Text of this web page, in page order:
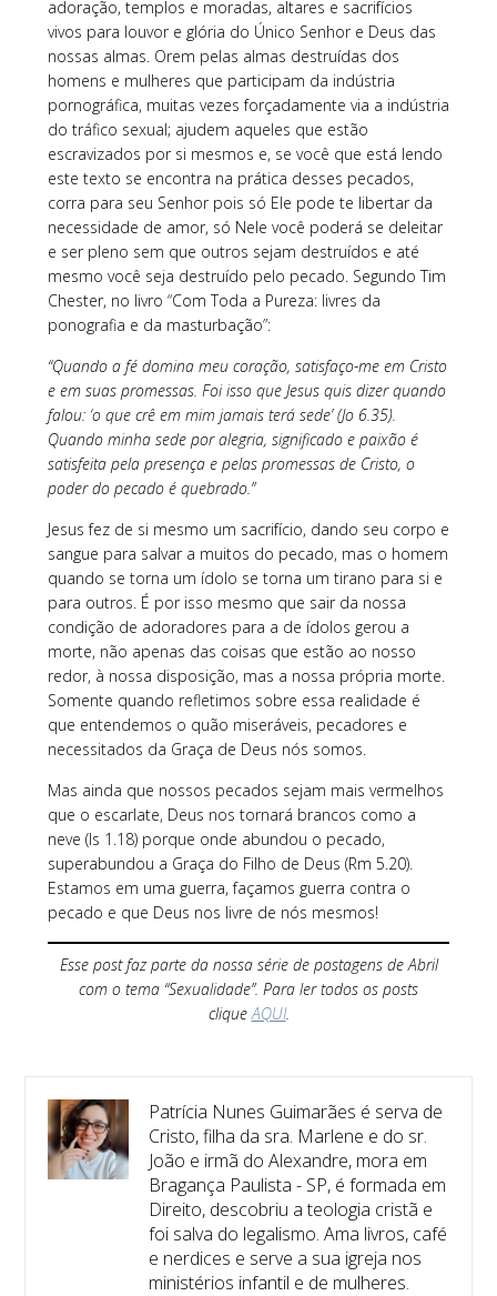
adoração, templos e moradas, altares e sacrifícios
vivos para louvor e glória do Único Senhor e Deus das
nossas almas. Orem pelas almas destruídas dos
homens e mulheres que participam da indústria
pornográfica, muitas vezes forçadamente via a indústria
do tráfico sexual; ajudem aqueles que estão
escravizados por si mesmos e, se você que está lendo
este texto se encontra na prática desses pecados,
corra para seu Senhor pois só Ele pode te libertar da
necessidade de amor, só Nele você poderá se deleitar
e ser pleno sem que outros sejam destruídos e até
mesmo você seja destruído pelo pecado. Segundo Tim
Chester, no livro “Com Toda a Pureza: livres da
ponografia e da masturbação”:
“Quando a fé domina meu coração, satisfaço-me em Cristo
e em suas promessas. Foi isso que Jesus quis dizer quando
falou: ‘o que crê em mim jamais terá sede’ (Jo 6.35).
Quando minha sede por alegria, significado e paixão é
satisfeita pela presença e pelas promessas de Cristo, o
poder do pecado é quebrado.”
Jesus fez de si mesmo um sacrifício, dando seu corpo e
sangue para salvar a muitos do pecado, mas o homem
quando se torna um ídolo se torna um tirano para si e
para outros. É por isso mesmo que sair da nossa
condição de adoradores para a de ídolos gerou a
morte, não apenas das coisas que estão ao nosso
redor, à nossa disposição, mas a nossa própria morte.
Somente quando refletimos sobre essa realidade é
que entendemos o quão miseráveis, pecadores e
necessitados da Graça de Deus nós somos.
Mas ainda que nossos pecados sejam mais vermelhos
que o escarlate, Deus nos tornará brancos como a
neve (Is 1.18) porque onde abundou o pecado,
superabundou a Graça do Filho de Deus (Rm 5.20).
Estamos em uma guerra, façamos guerra contra o
pecado e que Deus nos livre de nós mesmos!
Esse post faz parte da nossa série de postagens de Abril
com o tema “Sexualidade”. Para ler todos os posts
clique AQUI.
Patrícia Nunes Guimarães é serva de
Cristo, filha da sra. Marlene e do sr.
João e irmã do Alexandre, mora em
Bragança Paulista - SP, é formada em
Direito, descobriu a teologia cristã e
foi salva do legalismo. Ama livros, café
e nerdices e serve a sua igreja nos
ministérios infantil e de mulheres.